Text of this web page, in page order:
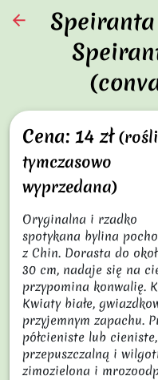
arrow_back
Cena: 14 zł
tymczasowo
wyprzedana)
Oryginalna i rzadko
spotykana bylina
z Chin. Dorasta do
30 cm, nadaje się na
przypomina konwalię.
Kwiaty białe,
przyjemnym zapachu.
półcieniste lub
przepuszczalną i
zimozielona i